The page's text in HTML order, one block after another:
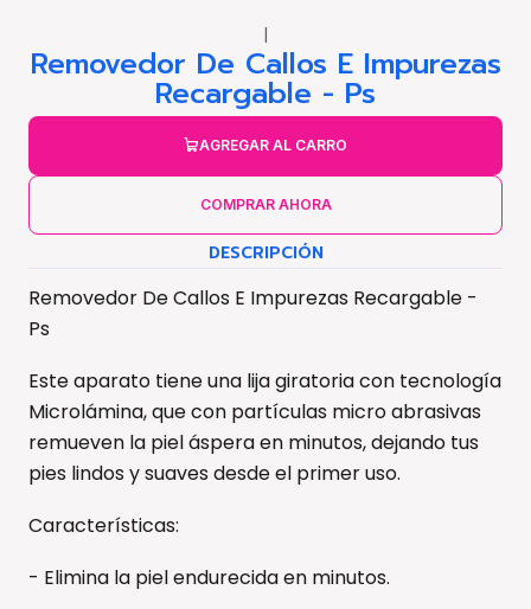
|
Removedor De Callos E Impurezas
Recargable - Ps
AGREGAR AL CARRO
COMPRAR AHORA
DESCRIPCIÓN
Removedor De Callos E Impurezas Recargable -
Ps
Este aparato tiene una lija giratoria con tecnología
Microlámina, que con partículas micro abrasivas
remueven la piel áspera en minutos, dejando tus
pies lindos y suaves desde el primer uso.
Características:
- Elimina la piel endurecida en minutos.